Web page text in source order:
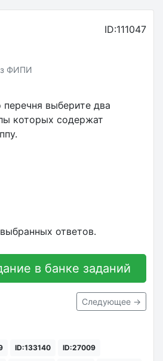
ID:111047
ФИПИ
выберите два
которых содержат
ответов.
в банке заданий
Следующее →
ID:133140 ID:27009